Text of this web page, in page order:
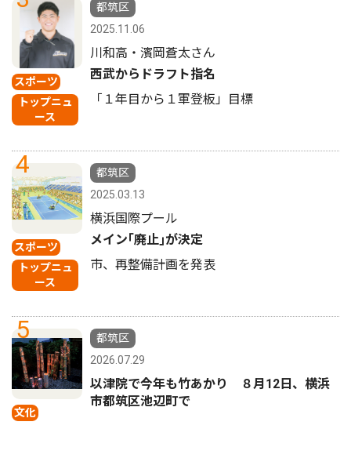
スポーツ
トップニュ
ース
都筑区
2025.11.06
川和高・濱岡蒼太さん
西武からドラフト指名
「１年目から１軍登板」目標
4
スポーツ
トップニュ
ース
都筑区
2025.03.13
横浜国際プール
メイン｢廃止｣が決定
市、再整備計画を発表
5
文化
都筑区
2026.07.29
以津院で今年も竹あかり ８月12日、横浜
市都筑区池辺町で